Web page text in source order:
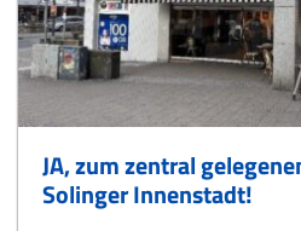
JA, zum zentral
Solinger Innenstadt!